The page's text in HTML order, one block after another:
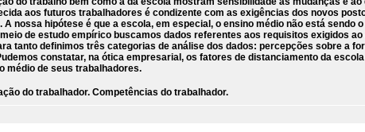
aos futuros trabalhadores é condizente com as exigências dos novos
nossa hipótese é que a escola, em especial, o ensino médio não está sendo
de estudo empírico buscamos dados referentes aos requisitos exigidos ao
tanto definimos três categorias de análise dos dados: percepções sobre a
constatar, na ótica empresarial, os fatores de distanciamento da
médio de seus trabalhadores.
do trabalhador. Competências do trabalhador.